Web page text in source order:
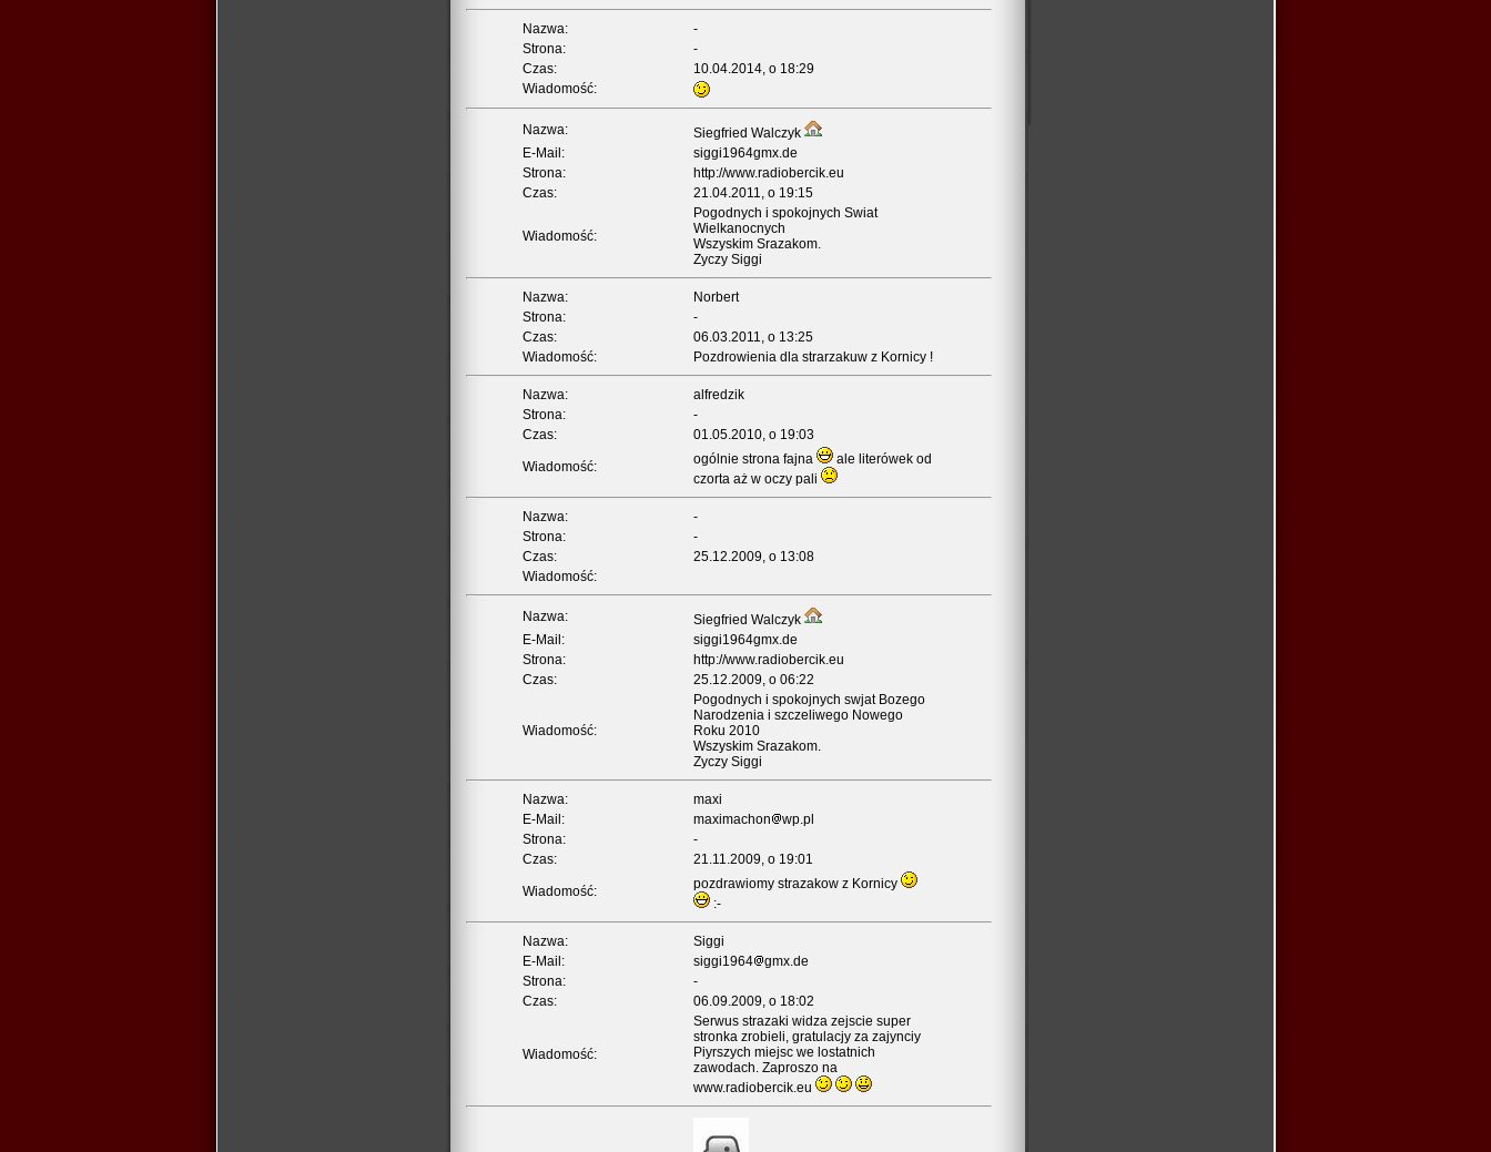
Nazwa:
-
Strona:
-
Czas:
10.04.2014, o 18:29
Wiadomość:
Nazwa:
Siegfried Walczyk
E-Mail:
siggi1964gmx.de
Strona:
http://www.radiobercik.eu
Czas:
21.04.2011, o 19:15
Wiadomość:
Pogodnych i spokojnych Swiat
Wielkanocnych
Wszyskim Srazakom.
Zyczy Siggi
Nazwa:
Norbert
Strona:
-
Czas:
06.03.2011, o 13:25
Wiadomość:
Pozdrowienia dla strarzakuw z Kornicy !
Nazwa:
alfredzik
Strona:
-
Czas:
01.05.2010, o 19:03
Wiadomość: ogólnie strona fajna
ale literówek od
czorta aż w oczy pali
Nazwa:
-
Strona:
-
Czas:
25.12.2009, o 13:08
Wiadomość:
Nazwa:
Siegfried Walczyk
E-Mail:
siggi1964gmx.de
Strona:
http://www.radiobercik.eu
Czas:
25.12.2009, o 06:22
Wiadomość:
Pogodnych i spokojnych swjat Bozego
Narodzenia i szczeliwego Nowego
Roku 2010
Wszyskim Srazakom.
Zyczy Siggi
Nazwa:
maxi
E-Mail:
maximachon
wp.pl
Strona:
-
Czas:
21.11.2009, o 19:01
Wiadomość:
pozdrawiomy strazakow z Kornicy
:-
Nazwa:
Siggi
E-Mail:
siggi1964
gmx.de
Strona:
-
Czas:
06.09.2009, o 18:02
Wiadomość:
Serwus strazaki widza zejscie super
stronka zrobieli, gratulacjy za zajynciy
Piyrszych miejsc we lostatnich
zawodach. Zaproszo na
www.radiobercik.eu